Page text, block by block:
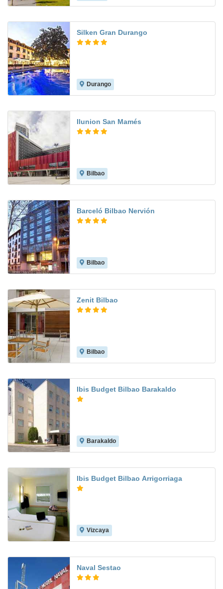
Silken Gran Durango
Durango
Ilunion San Mamés
Bilbao
Barceló Bilbao Nervión
Bilbao
Zenit Bilbao
Bilbao
Ibis Budget Bilbao Barakaldo
Barakaldo
Ibis Budget Bilbao Arrigorriaga
Vizcaya
Naval Sestao